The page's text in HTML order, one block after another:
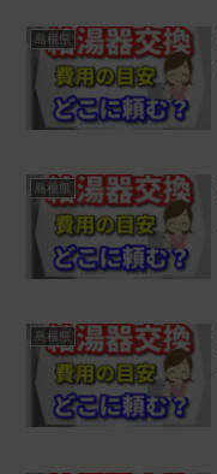
島根県
島根県
島根県